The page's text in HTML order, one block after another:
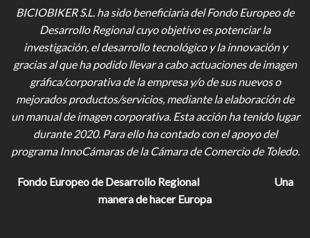
BICIOBIKER S.L. ha sido beneficiaria del Fondo Europeo de
Desarrollo Regional cuyo objetivo es potenciar la
investigación, el desarrollo tecnológico y la innovación y
gracias al que ha podido llevar a cabo actuaciones de imagen
gráfica/corporativa de la empresa y/o de sus nuevos o
mejorados productos/servicios, mediante la elaboración de
un manual de imagen corporativa. Esta acción ha tenido lugar
durante 2020. Para ello ha contado con el apoyo del
programa InnoCámaras de la Cámara de Comercio de Toledo.
Fondo Europeo de Desarrollo Regional
Una
manera de hacer Europa